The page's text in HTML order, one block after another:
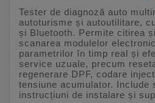
Tester de diagnoză auto
autoturisme și autoutilitare,
și Bluetooth. Permite citirea
scanarea modulelor
parametrilor în timp real și
service uzuale, precum
regenerare DPF, codare
tensiune acumulator. Include
instrucțiuni de instalare și